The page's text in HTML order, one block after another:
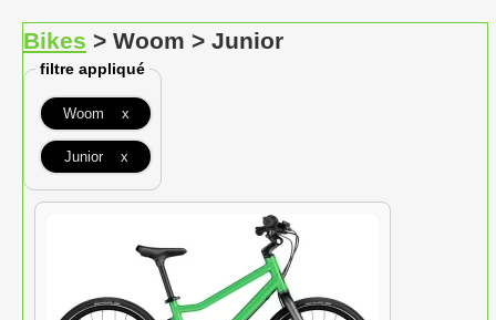
Bikes > Woom > Junior
filtre appliqué
Woom x
Junior x